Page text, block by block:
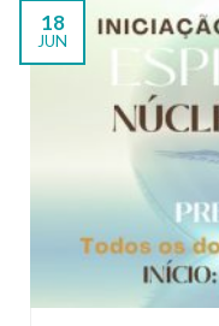
18
JUN